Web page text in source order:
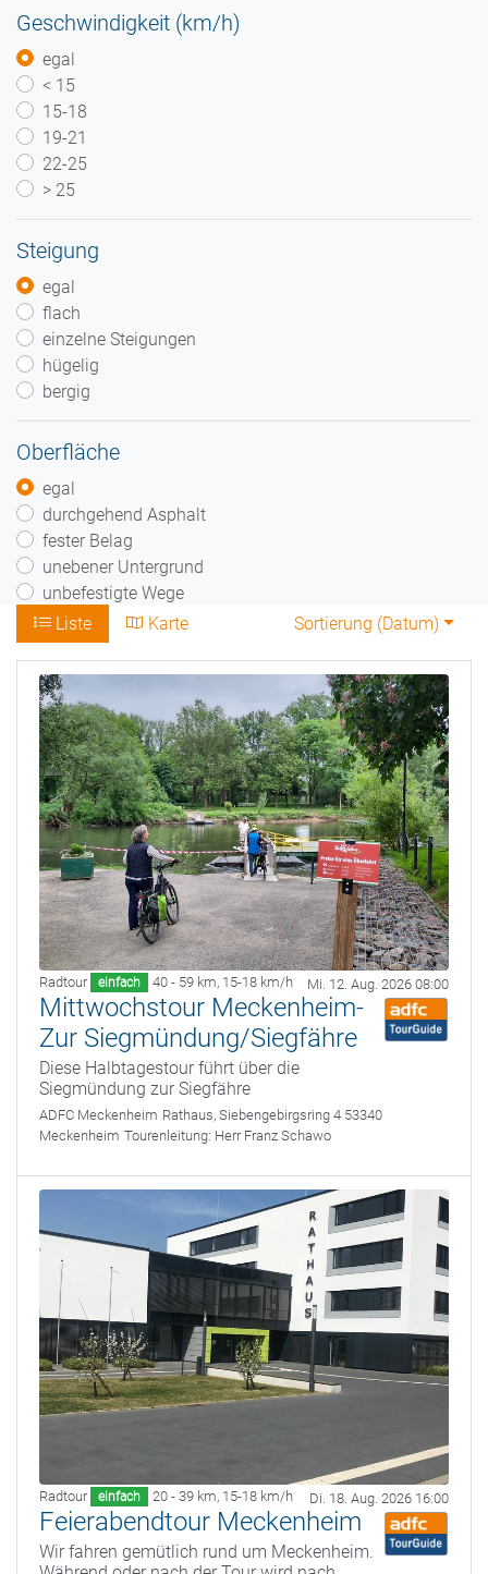
Geschwindigkeit (km/h)
egal
< 15
15-18
19-21
22-25
> 25
Steigung
egal
flach
einzelne Steigungen
hügelig
bergig
Oberfläche
egal
durchgehend Asphalt
fester Belag
unebener Untergrund
unbefestigte Wege
Liste
Karte Sortierung (Datum)
Radtour einfach 40 - 59 km, 15-18 km/h Mi. 12. Aug. 2026 08:00
Mittwochstour Meckenheim-
Zur Siegmündung/Siegfähre
Diese Halbtagestour führt über die
Siegmündung zur Siegfähre
ADFC Meckenheim Rathaus, Siebengebirgsring 4 53340
Meckenheim Tourenleitung: Herr Franz Schawo
Radtour einfach 20 - 39 km, 15-18 km/h Di. 18. Aug. 2026 16:00
Feierabendtour Meckenheim
Wir fahren gemütlich rund um Meckenheim.